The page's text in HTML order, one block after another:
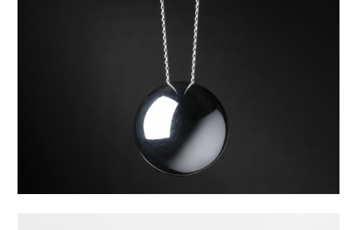
Kolekce:
Na zakázku
Ag 925/1000 Stříbro, Au 585 Bílé
Zlato – 14 karátů, Stříbro, Zlato